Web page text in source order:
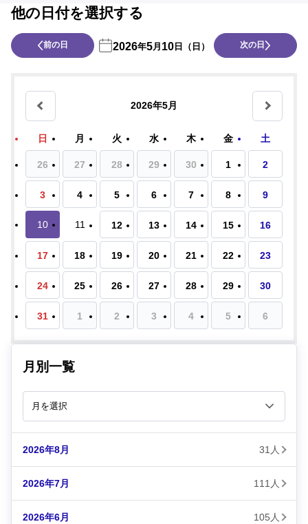
他の日付を選択する
前の日 2026年5月 10日（日） 次の日
2026年5月
日 月 火 水 木 金 土
26 27 28 29 30 1 2
3 4 5 6 7 8 9
10 11 12 13 14 15 16
17 18 19 20 21 22 23
24 25 26 27 28 29 30
31 1 2 3 4 5 6
月別一覧
2026年8月 31人
2026年7月 111人
2026年6月 105人